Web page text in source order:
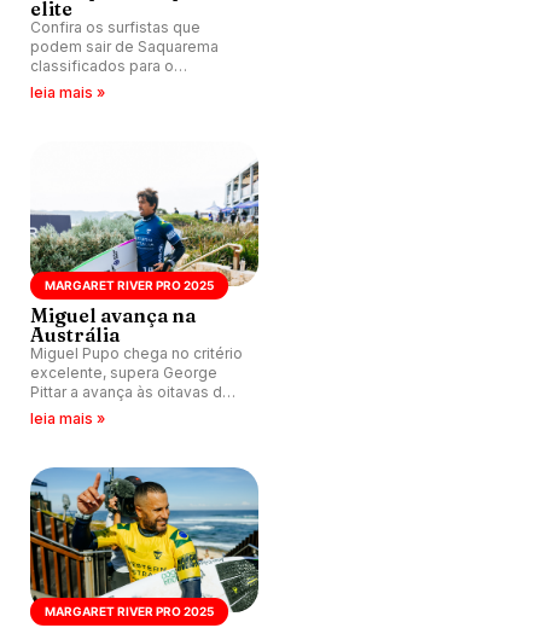
elite
Confira os surfistas que
podem sair de Saquarema
classificados para o
Championship Tour e o que
leia mais »
MARGARET RIVER PRO 2025
Miguel avança na
Austrália
Miguel Pupo chega no critério
excelente, supera George
Pittar a avança às oitavas de
final do Margaret River Pro
leia mais »
MARGARET RIVER PRO 2025